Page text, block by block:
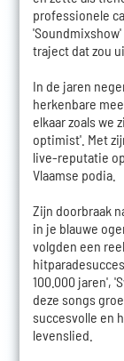
professionele
traject dat zou
In de jaren
herkenbare
elkaar zoals we
optimist'. Met
live-reputatie
Vlaamse podia.
Zijn doorbraak
in je blauwe
volgden een
100.000 jaren',
deze songs
succesvolle en
levenslied.